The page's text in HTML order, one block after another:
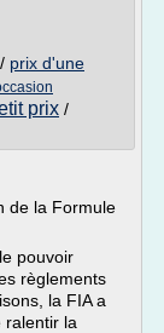
/ prix d'une
prix /
de la Formule
pouvoir
règlements
la FIA a
ralentir la